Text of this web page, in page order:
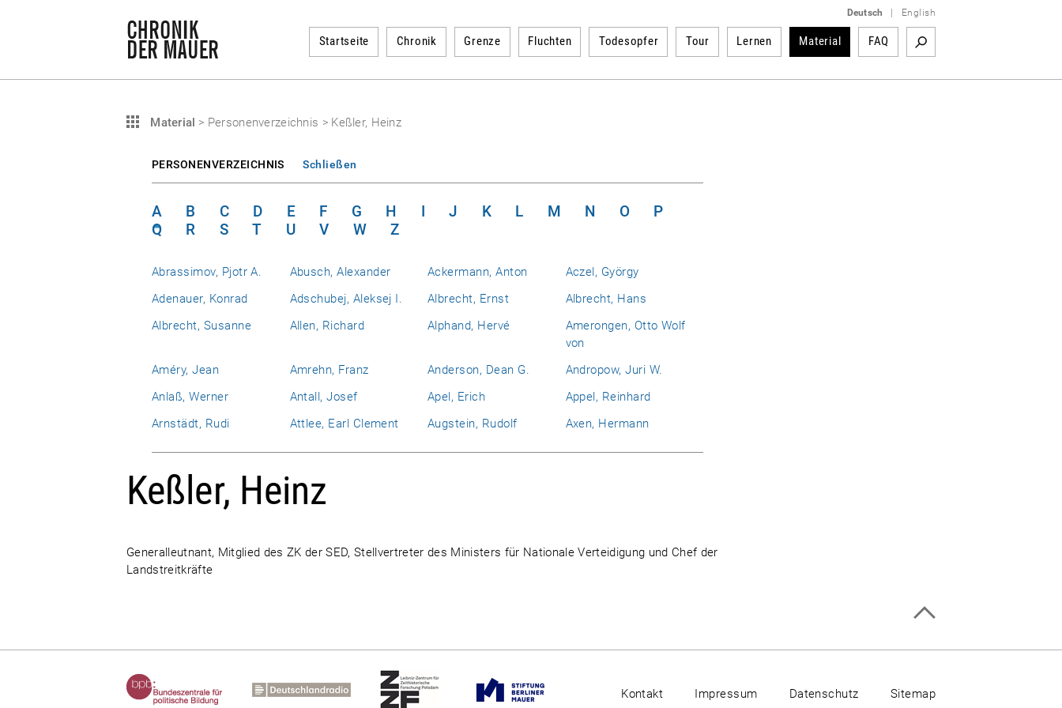
Deutsch English
Startseite Chronik Grenze Fluchten Todesopfer Tour Lernen Material FAQ
Material > Personenverzeichnis > Keßler, Heinz
PERSONENVERZEICHNIS Schließen
A B C D E F G H I J K L M N O
P
Q
R S T U V W Z
Abrassimov, Pjotr A. Abusch, Alexander Ackermann, Anton
Aczel, György
Adenauer, Konrad
Adschubej, Aleksej I. Albrecht, Ernst
Albrecht, Hans
Albrecht, Susanne
Allen, Richard Alphand, Hervé
Amerongen, Otto Wolf
von
Améry, Jean
Amrehn, Franz Anderson, Dean G.
Andropow, Juri W.
Anlaß, Werner
Antall, Josef Apel, Erich
Appel, Reinhard
Arnstädt, Rudi
Attlee, Earl Clement Augstein, Rudolf Axen, Hermann
Keßler, Heinz
Generalleutnant, Mitglied des ZK der SED, Stellvertreter des Ministers für Nationale Verteidigung und Chef der
Landstreitkräfte
Kontakt Impressum Datenschutz Sitemap